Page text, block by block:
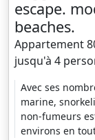
escape.
beaches.
Appartement
jusqu'à 4
Avec ses
marine,
non-fumeurs
environs en